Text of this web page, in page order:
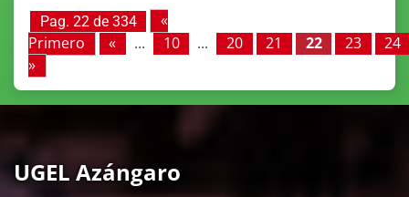
Pag. 22 de 334
«
Primero
« ... 10 ... 20 21 22 23
24
»
UGEL Azángaro